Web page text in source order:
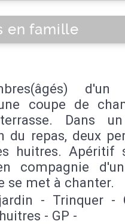
en famille
d'un
coupe de
Dans
du repas, deux
huitres. Apéritif
compagnie
se met à chanter.
- Trinquer -
- GP -